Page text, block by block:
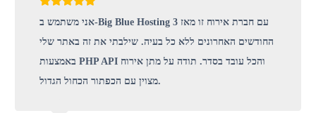
אני משתמש ב-Big Blue Hosting עם חברת אירוח זו מאז 3
החודשים האחרונים ללא כל בעיה. שילבתי את זה באתר שלי
באמצעות PHP API והכל עובד בסדר. תודה על מתן אירוח
מצוין עם הכפתור הכחול הגדול.